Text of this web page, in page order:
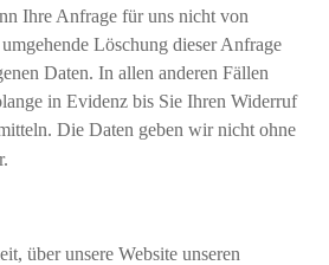
Ihre Anfrage für uns nicht von
Löschung dieser Anfrage
Daten. In allen anderen Fällen
in Evidenz bis Sie Ihren Widerruf
Die Daten geben wir nicht ohne
über unsere Website unseren